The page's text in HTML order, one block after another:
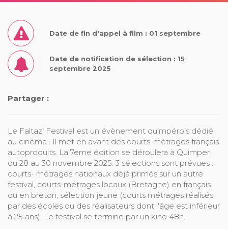
Date de fin d'appel à film : 01 septembre
Date de notification de sélection : 15
septembre 2025
Partager :
Le Faltazi Festival est un évènement quimpérois dédié
au cinéma . Il met en avant des courts-métrages français
autoproduits. La 7eme édition se déroulera à Quimper
du 28 au 30 novembre 2025. 3 sélections sont prévues :
courts- métrages nationaux déjà primés sur un autre
festival, courts-métrages locaux (Bretagne) en français
ou en breton, sélection jeune (courts métrages réalisés
par des écoles ou des réalisateurs dont l'âge est inférieur
à 25 ans). Le festival se termine par un kino 48h.